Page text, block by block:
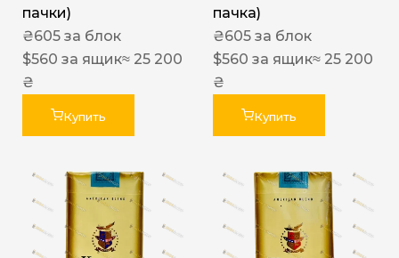
пачки)
₴605 за блок
$560 за ящик≈ 25 200
₴
Купить
пачка)
₴605 за блок
$560 за ящик≈ 25 200
₴
Купить